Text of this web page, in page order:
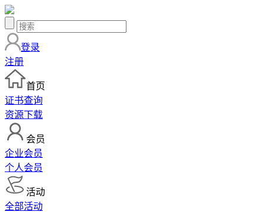
登录
注册
首页
证书查询
资源下载
会员
企业会员
个人会员
活动
全部活动